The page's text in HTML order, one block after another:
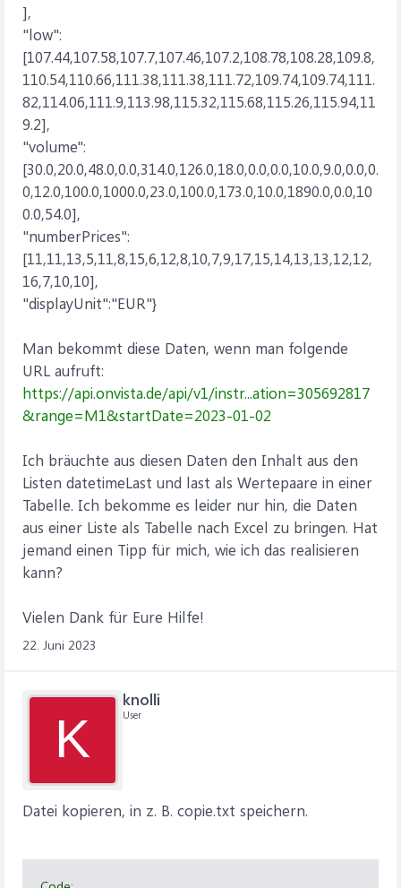
],
"low":
[107.44,107.58,107.7,107.46,107.2,108.78,108.28,109.8,
110.54,110.66,111.38,111.38,111.72,109.74,109.74,111.
82,114.06,111.9,113.98,115.32,115.68,115.26,115.94,11
9.2],
"volume":
[30.0,20.0,48.0,0.0,314.0,126.0,18.0,0.0,0.0,10.0,9.0,0.0,0.
0,12.0,100.0,1000.0,23.0,100.0,173.0,10.0,1890.0,0.0,10
0.0,54.0],
"numberPrices":
[11,11,13,5,11,8,15,6,12,8,10,7,9,17,15,14,13,13,12,12,
16,7,10,10],
"displayUnit":"EUR"}
Man bekommt diese Daten, wenn man folgende
URL aufruft:
https://api.onvista.de/api/v1/instr...ation=305692817
&range=M1&startDate=2023-01-02
Ich bräuchte aus diesen Daten den Inhalt aus den
Listen datetimeLast und last als Wertepaare in einer
Tabelle. Ich bekomme es leider nur hin, die Daten
aus einer Liste als Tabelle nach Excel zu bringen. Hat
jemand einen Tipp für mich, wie ich das realisieren
kann?
Vielen Dank für Eure Hilfe!
22. Juni 2023
K
knolli
User
Datei kopieren, in z. B. copie.txt speichern.